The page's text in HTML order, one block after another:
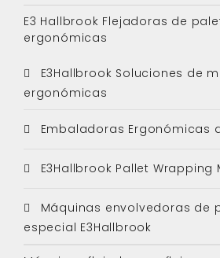
E3 Hallbrook Flejadoras de
ergonómicas
E3Hallbrook Soluciones de
ergonómicas
Embaladoras Ergonómicas
E3Hallbrook Pallet Wrapping
Máquinas envolvedoras de
especial E3Hallbrook